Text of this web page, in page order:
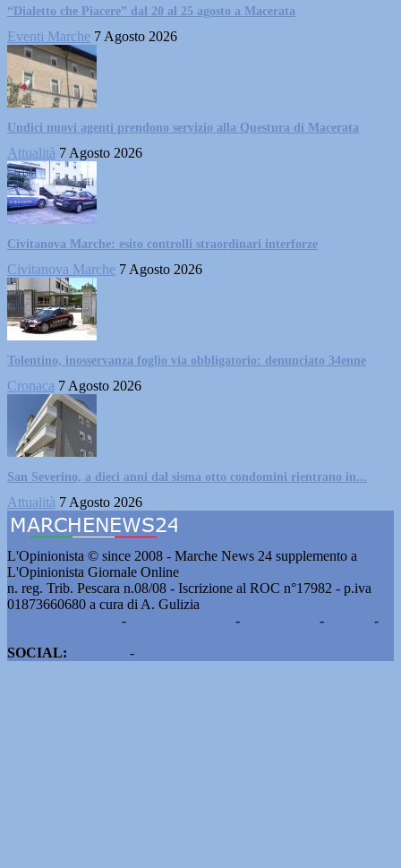
“Dialetto che Piacere” dal 20 al 25 agosto a Macerata
Eventi Marche 7 Agosto 2026
Undici nuovi agenti prendono servizio alla Questura di Macerata
Attualità 7 Agosto 2026
Civitanova Marche: esito controlli straordinari interforze
Civitanova Marche 7 Agosto 2026
Tolentino, inosservanza foglio via obbligatorio: denunciato 34enne
Cronaca 7 Agosto 2026
San Severino, a dieci anni dal sisma otto condomini rientrano in...
Attualità 7 Agosto 2026
L'Opinionista © since 2008 - Marche News 24 supplemento a
L'Opinionista Giornale Online
n. reg. Trib. Pescara n.08/08 - Iscrizione al ROC n°17982 - p.iva
01873660680 a cura di A. Gulizia
- - -
-
SOCIAL:
-